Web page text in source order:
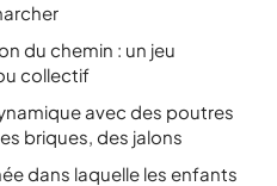
du chemin : un jeu
collectif
avec des poutres
briques, des jalons
dans laquelle les enfants